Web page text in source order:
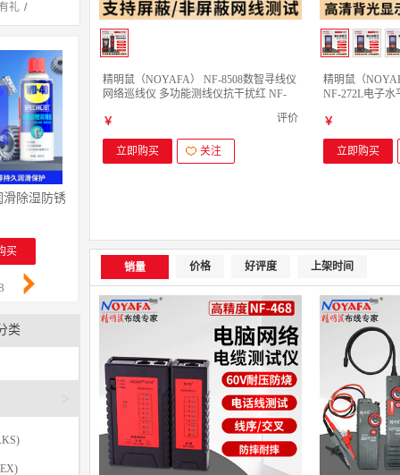
礼 /
滑除湿防锈剂 螺丝松动剂 wd40防锈油 电器清洁油污去除剂 专效型高效
买 立即购买 立即购买
类
精明鼠（NOYAFA） NF-8508数智寻线仪
网络巡线仪 多功能测线仪抗干扰红 NF-
评价
￥
立即购买 关注
精明鼠（
NF-272L电子水
￥
立即购买
销量 价格 好评度 上架时间